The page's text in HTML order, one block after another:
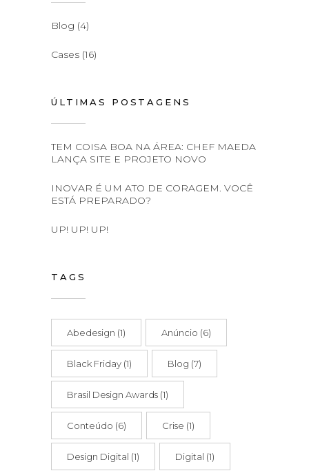
Blog (4)
Cases (16)
ÚLTIMAS POSTAGENS
TEM COISA BOA NA ÁREA: CHEF MAEDA
LANÇA SITE E PROJETO NOVO
INOVAR É UM ATO DE CORAGEM. VOCÊ
ESTÁ PREPARADO?
UP! UP! UP!
TAGS
Abedesign (1) Anúncio (6)
Black Friday (1) Blog (7)
Brasil Design Awards (1)
Conteúdo (6) Crise (1)
Design Digital (1) Digital (1)